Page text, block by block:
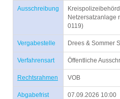
Ausschreibung
Netzersatzanlage
0119)
Vergabestelle Drees & Sommer
Verfahrensart Öffentliche
Rechtsrahmen VOB
Abgabefrist 07.09.2026 10:00